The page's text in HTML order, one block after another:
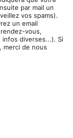
par mail un
vos spams).
un email
vous,
diverses...). Si
merci de nous